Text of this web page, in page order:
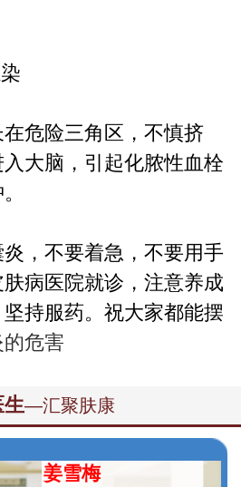
危险三角区，不慎挤
大脑，引起化脓性血栓
，不要着急，不要用手
病医院就诊，注意养成
持服药。祝大家都能摆
危害
—汇聚肤康
姜雪梅